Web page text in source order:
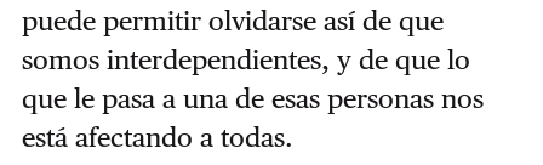
puede permitir olvidarse así de que
somos interdependientes, y de que lo
que le pasa a una de esas personas nos
está afectando a todas.